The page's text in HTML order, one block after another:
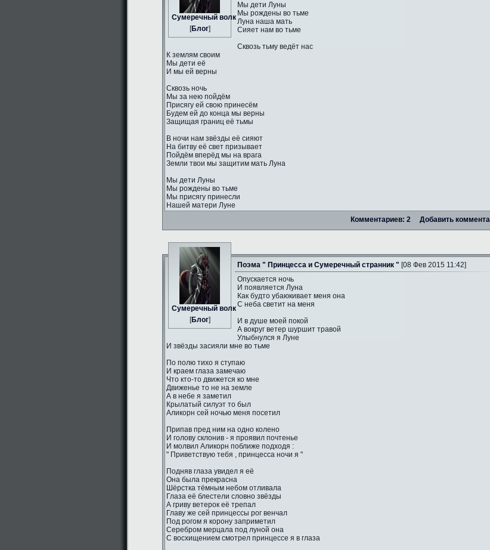
Сумеречный волк
[Блог]
Мы дети Луны
Мы рождены во тьме
Луна наша мать
Сияет нам во тьме
Сквозь тьму ведёт нас
К землям своим
Мы дети её
И мы ей верны
Сквозь ночь
Мы за нею пойдём
Присягу ей свою принесём
Будем ей до конца мы верны
Защищая границ её тьмы
В ночи нам звёзды её сияют
На битву её свет призывает
Пойдём вперёд мы на врага
Земли твои мы защитим мать Луна
Мы дети Луны
Мы рождены во тьме
Мы присягу принесли
Нашей матери Луне
Комментариев: 2
Добавить
Сумеречный волк
[Блог]
Поэма " Принцесса и Сумеречный странник " [08 Фев 2015 11:42]
Опускается ночь
И появляется Луна
Как будто убаюкивает меня она
С неба светит на меня
И в душе моей покой
А вокруг ветер шуршит травой
Улыбнулся я Луне
И звёзды засияли мне во тьме
По полю тихо я ступаю
И краем глаза замечаю
Что кто-то движется ко мне
Движенье то не на земле
А в небе я заметил
Крылатый силуэт то был
Аликорн сей ночью меня посетил
Припав пред ним на одно колено
И голову склонив - я проявил почтенье
И молвил Аликорн поближе подходя :
" Приветствую тебя , принцесса ночи я "
Подняв глаза увидел я её
Она была прекрасна
Шёрстка тёмным небом отливала
Глаза её блестели словно звёзды
А гриву ветерок её трепал
Главу же сей принцессы рог венчал
Под рогом я корону заприметил
Серебром мерцала под луной она
С восхищением смотрел принцессе я в глаза